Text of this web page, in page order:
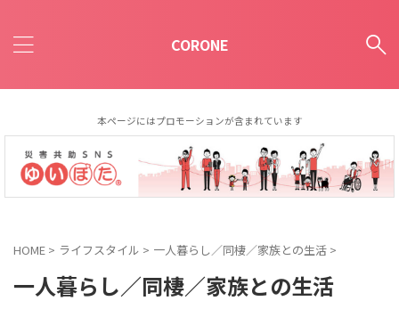
CORONE
本ページにはプロモーションが含まれています
HOME > ライフスタイル > 一人暮らし／同棲／家族との生活 >
一人暮らし／同棲／家族との生活